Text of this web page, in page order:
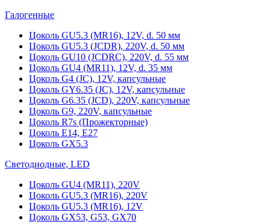
Галогенные
Цоколь GU5.3 (MR16), 12V, d. 50 мм
Цоколь GU5.3 (JCDR), 220V, d. 50 мм
Цоколь GU10 (JCDRC), 220V, d. 55 мм
Цоколь GU4 (MR11), 12V, d. 35 мм
Цоколь G4 (JC), 12V, капсульные
Цоколь GY6.35 (JC), 12V, капсульные
Цоколь G6.35 (JCD), 220V, капсульные
Цоколь G9, 220V, капсульные
Цоколь R7s (Прожекторные)
Цоколь E14, E27
Цоколь GX5.3
Светодиодные, LED
Цоколь GU4 (MR11), 220V
Цоколь GU5.3 (MR16), 220V
Цоколь GU5.3 (MR16), 12V
Цоколь GX53, G53, GX70